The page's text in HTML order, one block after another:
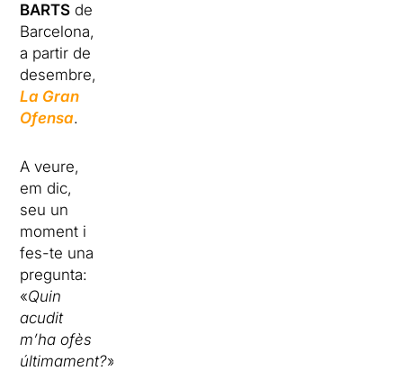
BARTS de
Barcelona,
a partir de
desembre,
La Gran
Ofensa.
A veure,
em dic,
seu un
moment i
fes-te una
pregunta:
«Quin
acudit
m’ha ofès
últimament?».